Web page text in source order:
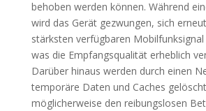
behoben werden können. Während
wird das Gerät gezwungen, sich
stärksten verfügbaren
was die Empfangsqualität erheblich
Darüber hinaus werden durch einen
temporäre Daten und Caches
möglicherweise den reibungslosen